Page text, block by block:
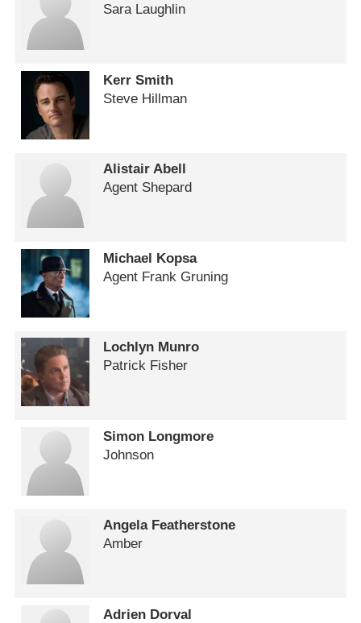
Sara Laughlin
Kerr Smith
Steve Hillman
Alistair Abell
Agent Shepard
Michael Kopsa
Agent Frank Gruning
Lochlyn Munro
Patrick Fisher
Simon Longmore
Johnson
Angela Featherstone
Amber
Adrien Dorval